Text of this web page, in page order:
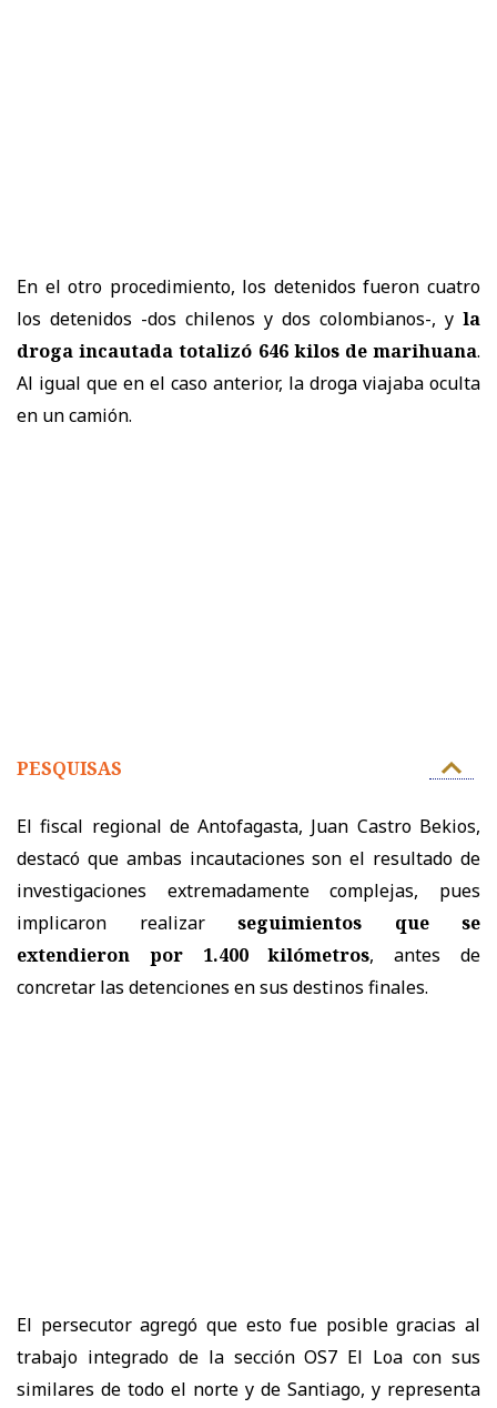
En el otro procedimiento, los detenidos fueron cuatro
los detenidos -dos chilenos y dos colombianos-, y la
droga incautada totalizó 646 kilos de marihuana.
Al igual que en el caso anterior, la droga viajaba oculta
en un camión.
PESQUISAS
El fiscal regional de Antofagasta, Juan Castro Bekios,
destacó que ambas incautaciones son el resultado de
investigaciones extremadamente complejas, pues
implicaron realizar seguimientos que se
extendieron por 1.400 kilómetros, antes de
concretar las detenciones en sus destinos finales.
El persecutor agregó que esto fue posible gracias al
trabajo integrado de la sección OS7 El Loa con sus
similares de todo el norte y de Santiago, y representa